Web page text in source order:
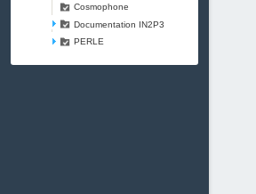
Cosmophone
Documentation IN2P3
PERLE